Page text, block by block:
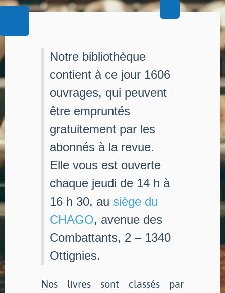
Notre bibliothèque
contient à ce jour 1606
ouvrages, qui peuvent
être empruntés
gratuitement par les
abonnés à la revue.
Elle vous est ouverte
chaque jeudi de 14 h à
16 h 30, au siège du
CHAGO, avenue des
Combattants, 2 – 1340
Ottignies.
Nos livres sont classés par